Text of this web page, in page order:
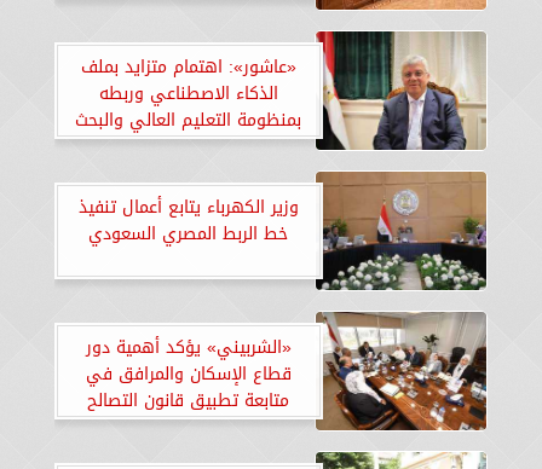
«عاشور»: اهتمام متزايد بملف
الذكاء الاصطناعي وربطه
بمنظومة التعليم العالي والبحث
العلمي
وزير الكهرباء يتابع أعمال تنفيذ
خط الربط المصري السعودي
«الشربيني» يؤكد أهمية دور
قطاع الإسكان والمرافق في
متابعة تطبيق قانون التصالح
ببعض مخالفات البناء وتقنين